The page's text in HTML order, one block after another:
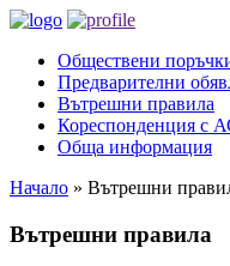
Обществени
Предварителни
Вътрешни правила
Кореспонденция с
Обща информация
Начало » Вътрешни
Вътрешни правила